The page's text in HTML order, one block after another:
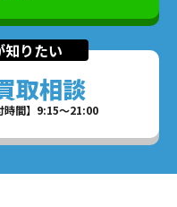
りたい
取相談
時間】9:15～21:00